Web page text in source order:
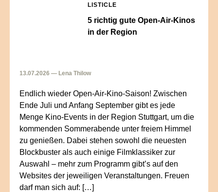
LISTICLE
5 richtig gute Open-Air-Kinos
in der Region
13.07.2026 — Lena Thilow
Endlich wieder Open-Air-Kino-Saison! Zwischen
Ende Juli und Anfang September gibt es jede
Menge Kino-Events in der Region Stuttgart, um die
kommenden Sommerabende unter freiem Himmel
zu genießen. Dabei stehen sowohl die neuesten
Blockbuster als auch einige Filmklassiker zur
Auswahl – mehr zum Programm gibt’s auf den
Websites der jeweiligen Veranstaltungen. Freuen
darf man sich auf: […]